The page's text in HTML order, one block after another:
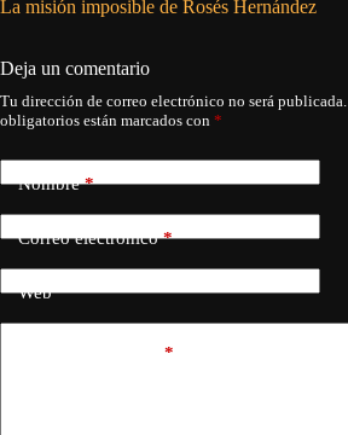
La misión imposible de Rosés Hernández
Deja un comentario
Tu dirección de correo electrónico no será publicada.
obligatorios están marcados con *
Nombre*
Correo electrónico*
Web
*